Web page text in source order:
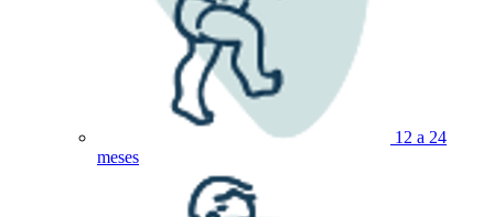
12 a 24
meses